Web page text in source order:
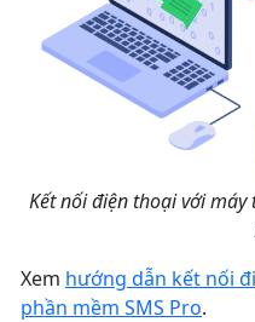
Kết nối điện thoại với
Xem hướng dẫn kết nối
phần mềm SMS Pro.